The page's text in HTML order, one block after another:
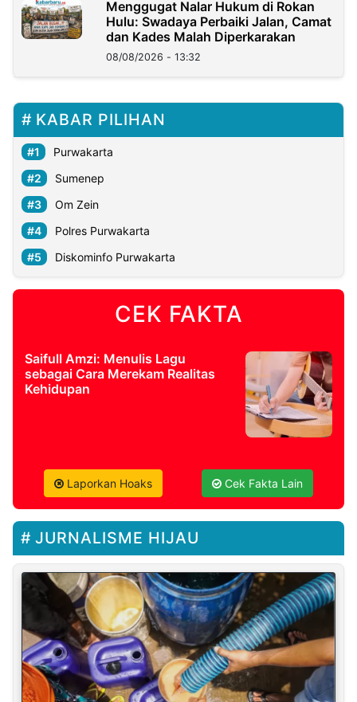
Menggugat Nalar Hukum di Rokan
Hulu: Swadaya Perbaiki Jalan, Camat
dan Kades Malah Diperkarakan
08/08/2026 - 13:32
KABAR PILIHAN
Purwakarta
Sumenep
Om Zein
Polres Purwakarta
Diskominfo Purwakarta
CEK FAKTA
Saifull Amzi: Menulis Lagu
sebagai Cara Merekam Realitas
Kehidupan
Laporkan Hoaks Cek Fakta Lain
JURNALISME HIJAU